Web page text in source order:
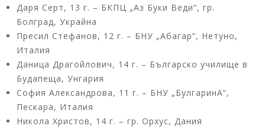
Даря Серт, 13 г. – БКПЦ „Аз Буки Веди“, гр.
Болград, Украйна
Пресил Стефанов, 12 г. – БНУ „Абагар“, Нетуно,
Италия
Даница Драгойлович, 14 г. – Българско училище в
Будапеща, Унгария
София Александрова, 11 г. – БНУ „БулгаринА“,
Пескара, Италия
Никола Христов, 14 г. – гр. Орхус, Дания